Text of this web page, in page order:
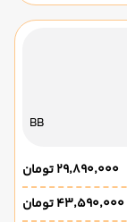
BB
۲۹٬۸۹۰٬۰۰۰ تومان
۴۳٬۵۹۰٬۰۰۰ تومان